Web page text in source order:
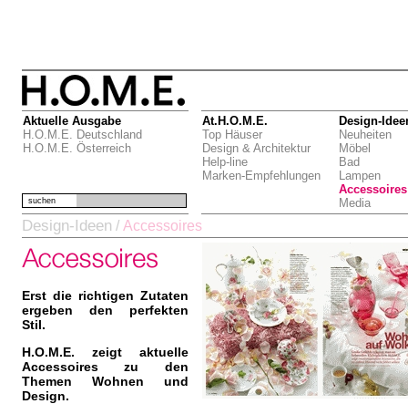
Aktuelle Ausgabe
H.O.M.E. Deutschland
H.O.M.E. Österreich
At.H.O.M.E.
Top Häuser
Design & Architektur
Help-line
Marken-Empfehlungen
Design-
Neuheiten
Möbel
Bad
Lampen
Accessoires
Media
suchen
Design-Ideen / Accessoires
Erst die richtigen Zutaten
ergeben den perfekten
Stil.
H.O.M.E. zeigt aktuelle
Accessoires zu den
Themen Wohnen und
Design.